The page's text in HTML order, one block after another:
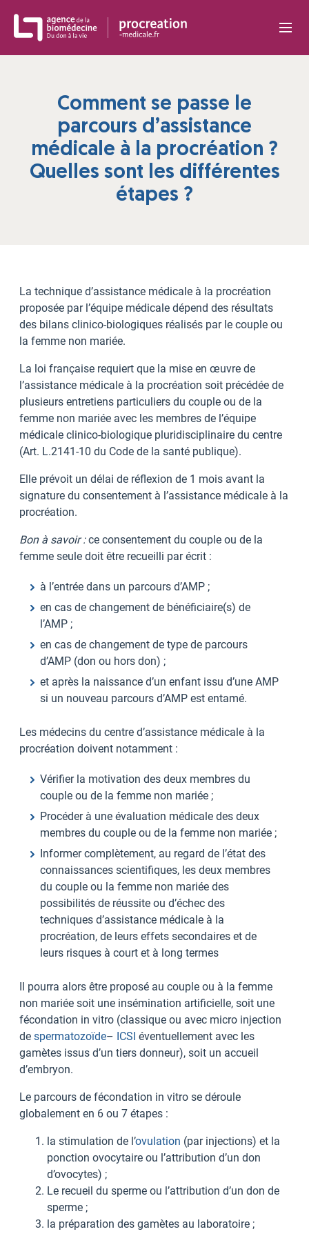
Comment se passe le
parcours d’assistance
médicale à la procréation ?
Quelles sont les différentes
étapes ?
La technique d’assistance médicale à la procréation
proposée par l’équipe médicale dépend des résultats
des bilans clinico-biologiques réalisés par le couple ou
la femme non mariée.
La loi française requiert que la mise en œuvre de
l’assistance médicale à la procréation soit précédée de
plusieurs entretiens particuliers du couple ou de la
femme non mariée avec les membres de l’équipe
médicale clinico-biologique pluridisciplinaire du centre
(Art. L.2141-10 du Code de la santé publique).
Elle prévoit un délai de réflexion de 1 mois avant la
signature du consentement à l’assistance médicale à la
procréation.
Bon à savoir :ce consentement du couple ou de la
femme seule doit être recueilli par écrit :
à l’entrée dans un parcours d’AMP ;
en cas de changement de bénéficiaire(s) de
l’AMP ;
en cas de changement de type de parcours
d’AMP (don ou hors don) ;
et après la naissance d’un enfant issu d’une AMP
si un nouveau parcours d’AMP est entamé.
Les médecins du centre d’assistance médicale à la
procréation doivent notamment :
Vérifier la motivation des deux membres du
couple ou de la femme non mariée ;
Procéder à une évaluation médicale des deux
membres du couple ou de la femme non mariée ;
Informer complètement, au regard de l’état des
connaissances scientifiques, les deux membres
du couple ou la femme non mariée des
possibilités de réussite ou d’échec des
techniques d’assistance médicale à la
procréation, de leurs effets secondaires et de
leurs risques à court et à long termes
Il pourra alors être proposé au couple ou à la femme
non mariée soit une insémination artificielle, soit une
fécondation in vitro (classique ou avec micro injection
de spermatozoïde– ICSI éventuellement avec les
gamètes issus d’un tiers donneur), soit un accueil
d’embryon.
Le parcours de fécondation in vitro se déroule
globalement en 6 ou 7 étapes :
la stimulation de l’ovulation (par injections) et la
ponction ovocytaire ou l’attribution d’un don
d’ovocytes) ;
Le recueil du sperme ou l’attribution d’un don de
sperme ;
la préparation des gamètes au laboratoire ;